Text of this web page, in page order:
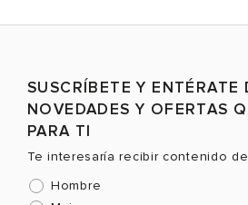
SUSCRÍBETE Y ENTÉRATE
NOVEDADES Y OFERTAS
PARA TI
Te interesaría recibir contenido
Hombre